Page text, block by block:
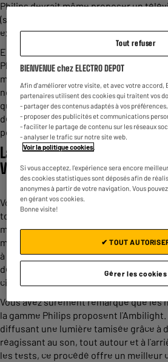
Philips devrait même proposerun
(soit 223 cm), avec une qualité
expérience immersive incomparable.
En attendant l'arrivée de ce bijou
Philips propose également à ses
modèles de
notamment avec sa série The One,
qualité/prix. A savoir qu'un téléviseur
définition) dispose d'une très bonne
pour les téléviseurs 4K.
La technologie Ambilight et
Vision
Vous souhaitez vous aussi vivre une
totale ? C'est tout à fait possible, même
milieu de gamme de téléviseur LED.
meilleur de la technologie Philips avec
à des prix très compétitifs, qui
de films. Ainsi, vous pourrez vivre une
cinéma sans bouger de votre canapé.
Vous avez sûrement remarqué que les
la gamme Philips proposent
diffusant une lumière tamisée grâce à
réagissant au son, tout autour et à
les tests, ce procédé offre un meilleur
Tout refuser
BIENVENUE chez ELECTRO DEPOT
Afin d'améliorer votre visite, et avec votre accord,
partenaires utilisent des cookies qui traitent vos
- partager des contenus adaptés à vos préférences,
- proposer des publicités et communications
- faciliter le partage de contenu sur les réseaux
- analyser le trafic sur notre site web.
Voir la politique cookies
Si vous acceptez, l'expérience sera encore
des cookies statistiques sont déposés afin de
anonymes à partir de votre navigation. Vous
en gérant vos cookies.
Bonne visite!
Gérer les cookies
✔ TOUT